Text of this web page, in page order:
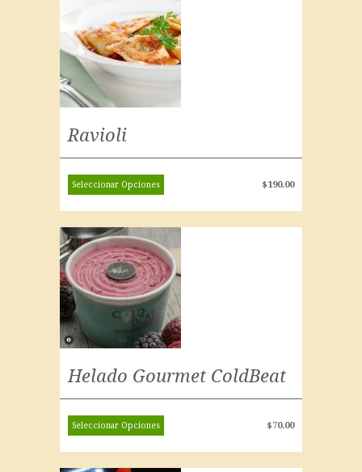
Ravioli
$190.00
Seleccionar Opciones
Helado Gourmet ColdBeat
$70.00
Seleccionar Opciones